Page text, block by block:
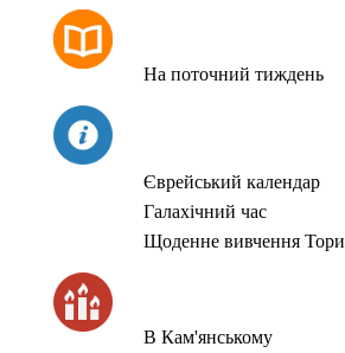
На поточний тиждень
Єврейський календар
Галахічний час
Щоденне вивчення Тори
В Кам'янському